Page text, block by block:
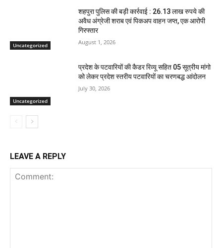
Uncategorized
शहपुरा पुलिस की बड़ी कार्रवाई : 26.13 लाख रुपये की
अवैध अंग्रेजी शराब एवं पिकअप वाहन जप्त, एक आरोपी
गिरफ्तार
August 1, 2026
Uncategorized
प्रदेश के पटवारियों की कैडर रिव्यू सहित 05 सूत्रीय मांगो
को लेकर प्रदेश स्तरीय पटवारियों का चरणबद्ध आंदोलन
July 30, 2026
LEAVE A REPLY